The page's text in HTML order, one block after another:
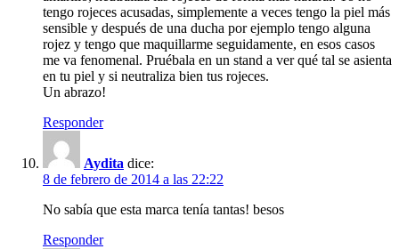
tengo rojeces acusadas, simplemente a veces tengo la piel más
sensible y después de una ducha por ejemplo tengo alguna
rojez y tengo que maquillarme seguidamente, en esos casos
me va fenomenal. Pruébala en un stand a ver qué tal se asienta
en tu piel y si neutraliza bien tus rojeces.
Un abrazo!
Responder
Aydita dice:
8 de febrero de 2014 a las 22:22
No sabía que esta marca tenía tantas! besos
Responder